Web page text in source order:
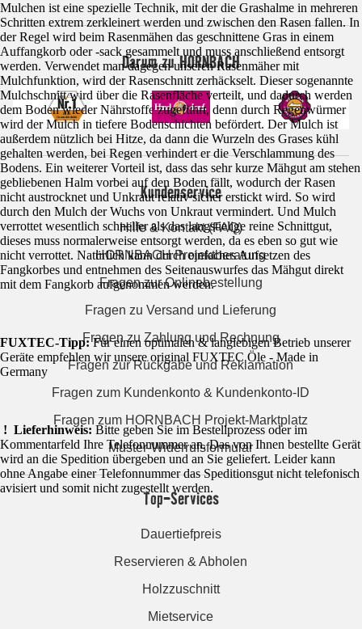
Mulchen ist eine spezielle Technik, mit der die Grashalme in mehreren
Schritten extrem zerkleinert werden und zwischen den Rasen fallen. In
der Regel wird beim Rasenmähen das geschnittene Gras in einem
Auffangkorb oder -sack gesammelt und muss anschließend entsorgt
werden. Verwendet man dagegen unseren Rasenmäher mit
Mulchfunktion, wird der Rasenschnitt zerhäckselt. Dieser sogenannte
Mulchschnitt wird über die Rasenfläche verteilt, und dadurch werden
dem Boden wieder Nährstoffe zugeführt, denn durch Regenwürmer
wird der Mulch in tiefere Bodenschichten befördert. Der Mulch ist
außerdem nützlich bei Hitze, da dann die Wurzeln des Grases kühl
gehalten werden, bei Regen verhindert er die Verschlammung des
Bodens. Ein weiterer Vorteil ist, dass das sehr kurze Mähgut am stehen
gebliebenen Halm vorbei auf den Boden fällt, wodurch der Rasen
nicht austrocknet und Unkraut relativ sicher erstickt wird. So wird
durch den Mulch der Wuchs von Unkraut vermindert. Und Mulch
verrottet wesentlich schneller als das langstielige reine Schnittgut,
dieses muss normalerweise entsorgt werden, da es eben so gut wie
nicht verrottet. Natürlich kann durch einfaches Aufsetzen des
Fangkorbes und entnehmen des Seitenauswurfes das Mähgut direkt
mit dem Fangkorb aufgenommen werden.
FUXTEC-Tipp:Für einen optimalen & langlebigen Betrieb unserer
Geräte empfehlen wir unsere original FUXTEC Öle - Made in
Germany
! Lieferhinweis: Bitte geben Sie im Bestellprozess oder im
Kommentarfeld Ihre Telefonnummer an. Das von Ihnen bestellte Gerät
wird an die Spedition übergeben und an Sie geliefert. Leider kann
ohne Angabe einer Telefonnummer das Speditionsgut nicht telefonisch
avisiert und somit nicht zugestellt werden.
Darum zu HORNBACH
Kundenservice
Hilfe & Kontakt (FAQ)
HORNBACH Projektberatung
Fragen zur Onlinebestellung
Fragen zu Versand und Lieferung
Fragen zu Zahlung und Rechnung
Fragen zur Rückgabe und Reklamation
Fragen zum Kundenkonto & Kundenkonto-ID
Fragen zum HORNBACH Projekt-Marktplatz
Muster-Widerrufsformular
Top-Services
Dauertiefpreis
Reservieren & Abholen
Holzzuschnitt
Mietservice